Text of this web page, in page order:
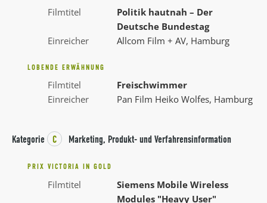
Filmtitel
Politik hautnah – Der
Deutsche Bundestag
Einreicher
Allcom Film + AV, Hamburg
LOBENDE ERWÄHNUNG
Filmtitel
Freischwimmer
Einreicher
Pan Film Heiko Wolfes, Hamburg
Kategorie C Marketing, Produkt- und Verfahrensinformation
PRIX VICTORIA IN GOLD
Filmtitel
Siemens Mobile Wireless
Modules "Heavy User"